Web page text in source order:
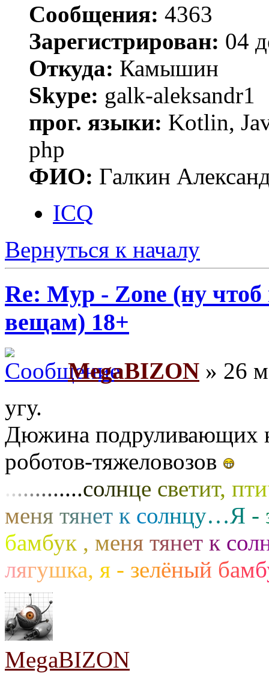
Сообщения: 4363
Зарегистрирован: 04
Откуда: Камышин
Skype: galk-aleksandr1
прог. языки: Kotlin,
php
ФИО: Галкин
ICQ
Вернуться к началу
Re: Myp - Zone (ну
вещам) 18+
MegaBIZON » 26
угу.
Дюжина подруливающих
роботов-тяжеловозов
............солнце светит, пти
меня тянет к солнцу…Я -
бамбук , меня тянет к сол
лягушка, я - зелёный бамб
MegaBIZON